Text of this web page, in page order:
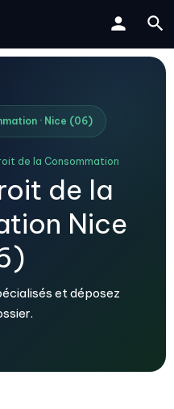
· Nice (06)
de la Consommation
de la
Nice
et déposez